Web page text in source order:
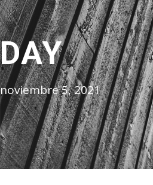
DAY
noviembre 5, 2021